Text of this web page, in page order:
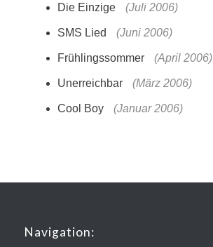
Die Einzige (Juli 2006)
SMS Lied (Juni 2006)
Frühlingssommer (April 2006)
Unerreichbar (März 2006)
Cool Boy (Januar 2006)
Navigation: